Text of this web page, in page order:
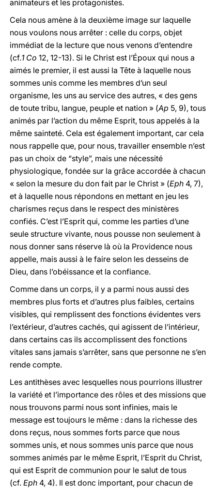
animateurs et les protagonistes.
Cela nous amène à la deuxième image sur laquelle
nous voulons nous arrêter : celle du corps, objet
immédiat de la lecture que nous venons d’entendre
(cf.1 Co 12, 12-13). Si le Christ est l’Époux qui nous a
aimés le premier, il est aussi la Tête à laquelle nous
sommes unis comme les membres d’un seul
organisme, les uns au service des autres, « des gens
de toute tribu, langue, peuple et nation » (Ap 5, 9), tous
animés par l’action du même Esprit, tous appelés à la
même sainteté. Cela est également important, car cela
nous rappelle que, pour nous, travailler ensemble n’est
pas un choix de “style”, mais une nécessité
physiologique, fondée sur la grâce accordée à chacun
« selon la mesure du don fait par le Christ » (Eph 4, 7),
et à laquelle nous répondons en mettant en jeu les
charismes reçus dans le respect des ministères
confiés. C’est l’Esprit qui, comme les parties d’une
seule structure vivante, nous pousse non seulement à
nous donner sans réserve là où la Providence nous
appelle, mais aussi à le faire selon les desseins de
Dieu, dans l’obéissance et la confiance.
Comme dans un corps, il y a parmi nous aussi des
membres plus forts et d’autres plus faibles, certains
visibles, qui remplissent des fonctions évidentes vers
l’extérieur, d’autres cachés, qui agissent de l’intérieur,
dans certains cas ils accomplissent des fonctions
vitales sans jamais s’arrêter, sans que personne ne s’en
rende compte.
Les antithèses avec lesquelles nous pourrions illustrer
la variété et l’importance des rôles et des missions que
nous trouvons parmi nous sont infinies, mais le
message est toujours le même : dans la richesse des
dons reçus, nous sommes forts parce que nous
sommes unis, et nous sommes unis parce que nous
sommes animés par le même Esprit, l’Esprit du Christ,
qui est Esprit de communion pour le salut de tous
(cf. Eph 4, 4). Il est donc important, pour chacun de